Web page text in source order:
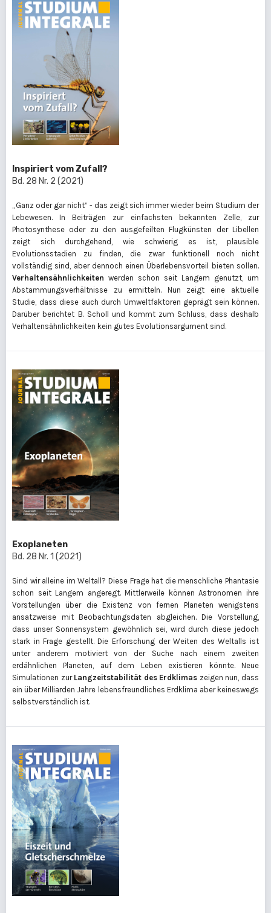
Inspiriert vom Zufall?
Bd. 28 Nr. 2 (2021)
„Ganz oder gar nicht“ - das zeigt sich immer wieder beim Studium der
Lebewesen. In Beiträgen zur einfachsten bekannten Zelle, zur
Photosynthese oder zu den ausgefeilten Flugkünsten der Libellen
zeigt sich durchgehend, wie schwierig es ist, plausible
Evolutionsstadien zu finden, die zwar funktionell noch nicht
vollständig sind, aber dennoch einen Überlebensvorteil bieten sollen.
Verhaltensähnlichkeiten werden schon seit Langem genutzt, um
Abstammungsverhältnisse zu ermitteln. Nun zeigt eine aktuelle
Studie, dass diese auch durch Umweltfaktoren geprägt sein können.
Darüber berichtet B. Scholl und kommt zum Schluss, dass deshalb
Verhaltensähnlichkeiten kein gutes Evolutionsargument sind.
Exoplaneten
Bd. 28 Nr. 1 (2021)
Sind wir alleine im Weltall? Diese Frage hat die menschliche Phantasie
schon seit Langem angeregt. Mittlerweile können Astronomen ihre
Vorstellungen über die Existenz von fernen Planeten wenigstens
ansatzweise mit Beobachtungsdaten abgleichen. Die Vorstellung,
dass unser Sonnensystem gewöhnlich sei, wird durch diese jedoch
stark in Frage gestellt. Die Erforschung der Weiten des Weltalls ist
unter anderem motiviert von der Suche nach einem zweiten
erdähnlichen Planeten, auf dem Leben existieren könnte. Neue
Simulationen zur Langzeitstabilität des Erdklimas zeigen nun, dass
ein über Milliarden Jahre lebensfreundliches Erdklima aber keineswegs
selbstverständlich ist.